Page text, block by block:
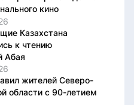
кино
Казахстана
к чтению
Абая
жителей Северо-
области с 90-летием